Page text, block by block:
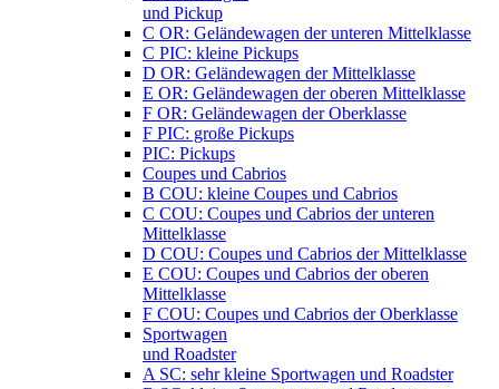
und Pickup
C OR: Geländewagen der unteren Mittelklasse
C PIC: kleine Pickups
D OR: Geländewagen der Mittelklasse
E OR: Geländewagen der oberen Mittelklasse
F OR: Geländewagen der Oberklasse
F PIC: große Pickups
PIC: Pickups
Coupes und Cabrios
B COU: kleine Coupes und Cabrios
C COU: Coupes und Cabrios der unteren
Mittelklasse
D COU: Coupes und Cabrios der Mittelklasse
E COU: Coupes und Cabrios der oberen
Mittelklasse
F COU: Coupes und Cabrios der Oberklasse
Sportwagen
und Roadster
A SC: sehr kleine Sportwagen und Roadster